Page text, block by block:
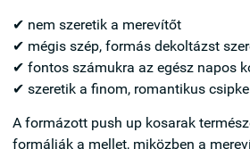
✔ nem szeretik a merevítőt
✔ mégis szép, formás dekoltázst
✔ fontos számukra az egész napos
✔ szeretik a finom, romantikus
A formázott push up kosarak
formálják a mellet, miközben a